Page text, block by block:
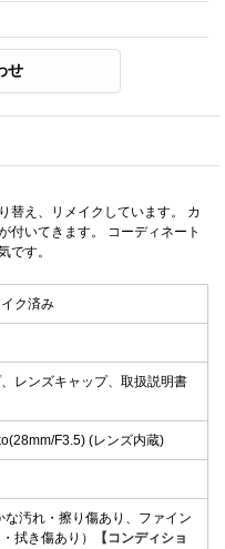
替え、リメイクしています。 カ
付いてきます。 コーディネート
です。
ク済み
レンズキャップ、取扱説明書
F3.5) (レンズ内蔵)
な汚れ・擦り傷あり、ファイン
拭き傷あり）
【コンディショ